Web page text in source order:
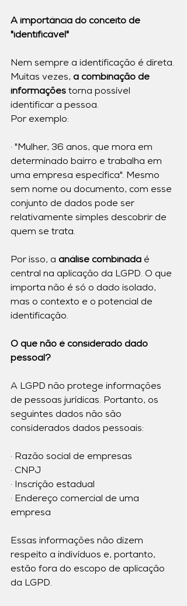
A importância do conceito de
"identificável"
Nem sempre a identificação é direta.
Muitas vezes, a combinação de
informações torna possível
identificar a pessoa.
Por exemplo:
· "Mulher, 36 anos, que mora em
determinado bairro e trabalha em
uma empresa específica". Mesmo
sem nome ou documento, com esse
conjunto de dados pode ser
relativamente simples descobrir de
quem se trata.
Por isso, a análise combinada é
central na aplicação da LGPD. O que
importa não é só o dado isolado,
mas o contexto e o potencial de
identificação.
O que não é considerado dado
pessoal?
A LGPD não protege informações
de pessoas jurídicas. Portanto, os
seguintes dados não são
considerados dados pessoais:
· Razão social de empresas
· CNPJ
· Inscrição estadual
· Endereço comercial de uma
empresa
Essas informações não dizem
respeito a indivíduos e, portanto,
estão fora do escopo de aplicação
da LGPD.